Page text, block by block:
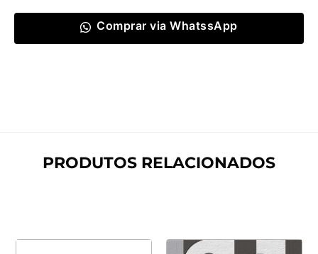
Comprar via WhatssApp
PRODUTOS RELACIONADOS